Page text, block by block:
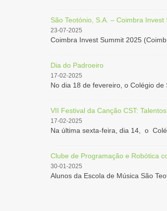
São Teotónio, S.A. – Coimbra
23-07-2025
Coimbra Invest Summit 2025
Dia do Padroeiro
17-02-2025
No dia 18 de fevereiro, o Colégio de
VII Festival da Canção CST:
17-02-2025
Na última sexta-feira, dia 14, o
Clube de Programação e Robótica
30-01-2025
Alunos da Escola de Música São